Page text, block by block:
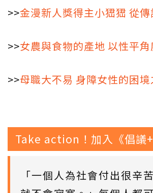
>>金漫新人獎得主小峱峱 從
>>女農與食物的產地 以性平
>>母職大不易 身障女性的困
Take action！加入《倡議+
「一個人為社會付出很辛